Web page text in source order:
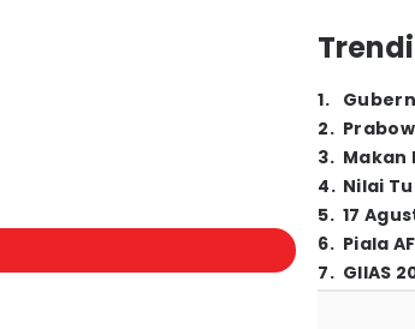
1.
2.
3. Makan
4. Nilai
5. 17
6. Piala
7. GIIAS